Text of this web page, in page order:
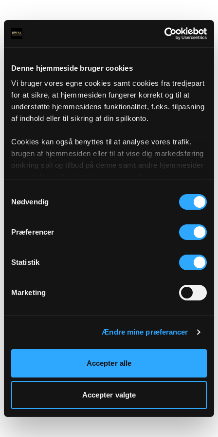
Denne hjemmeside bruger cookies
Vi bruger vores egne cookies samt cookies fra tredjepart
for at sikre, at hjemmesiden fungerer korrekt og til at
understøtte hjemmesidens funktionalitet, f.eks. tilpasning
af indhold eller til sikring af din spilkonto.
Cookies kan også benyttes til at analyse vores trafik,
brugen af hjemmesiden eller til at vise dig markedsføring
omkring spil og tilbud på denne samt andre hjemmesider
af cookies under "Detaljer" eller ved at klikke videre til
vores Cookiepolitik, som du finder i bunden af vores
Nødvendig
Præferencer
Statistik
Marketing
Ændre mine præferancer
Accepter alle
Accepter valgte